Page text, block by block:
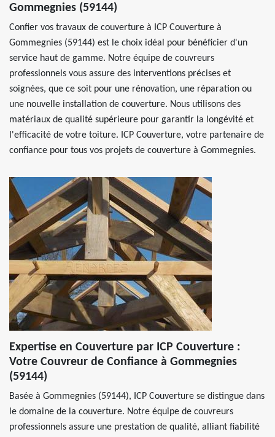
Gommegnies (59144)
Confier vos travaux de couverture à ICP Couverture à
Gommegnies (59144) est le choix idéal pour bénéficier d'un
service haut de gamme. Notre équipe de couvreurs
professionnels vous assure des interventions précises et
soignées, que ce soit pour une rénovation, une réparation ou
une nouvelle installation de couverture. Nous utilisons des
matériaux de qualité supérieure pour garantir la longévité et
l'efficacité de votre toiture. ICP Couverture, votre partenaire de
confiance pour tous vos projets de couverture à Gommegnies.
Expertise en Couverture par ICP Couverture :
Votre Couvreur de Confiance à Gommegnies
(59144)
Basée à Gommegnies (59144), ICP Couverture se distingue dans
le domaine de la couverture. Notre équipe de couvreurs
professionnels assure une prestation de qualité, alliant fiabilité